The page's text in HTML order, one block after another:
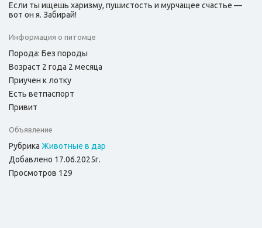
Если ты ищешь харизму, пушистость и мурчащее счастье —
вот он я. Забирай!
Информация о питомце
Порода: Без породы
Возраст 2 года 2 месяца
Приучен к лотку
Есть ветпаспорт
Привит
Объявление
Рубрика Животные в дар
Добавлено 17.06.2025г.
Просмотров 129